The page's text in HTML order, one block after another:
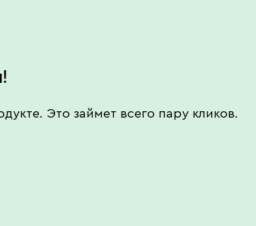
Это займет всего пару кликов.